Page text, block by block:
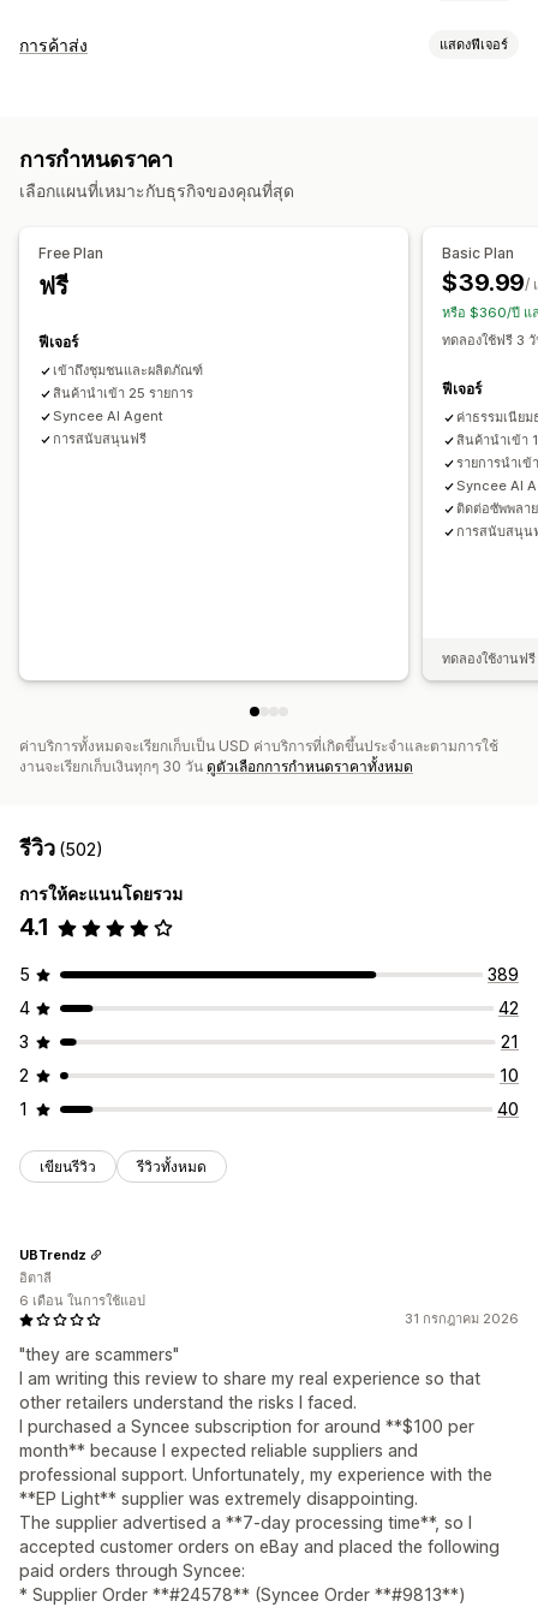
สินค้าที่คุณขายได้
สินค้าสำหรับเด็ก
สินค้ากีฬา
ธุรกิจและสำนักงาน ฮาร์ดแวร์ ยานยนต์
ตำแหน่งที่ตั้งที่จัดหา
จีน นิวซีแลนด์ สวิตเซอร์แลนด์ สวีเดน
สเปน
ออสเตรีย
เนเธอร์แลนด์ เบลเยียม
โรมาเนีย
ไอร์แลนด์
การค้าส่ง แสดงฟีเจอร์
การกำหนดราคาตามปริมาณการสั่งซื้อ
เงื่อนไขสุทธิ
การประมวลผลหลายรายการ
ซิงค์สินค้าคงคลัง
การกำหนดราคา
เลือกแผนที่เหมาะกับธุรกิจของคุณที่สุด
Free Plan
ฟรี
ฟีเจอร์
เข้าถึงชุมชนและผลิตภัณฑ์
สินค้านำเข้า 25 รายการ
Syncee AI Agent
การสนับสนุนฟรี
Basic Plan
$39.99/
หรือ $360/ปี แ
ทดลองใช้ฟรี 3
ฟีเจอร์
ค่าธรรมเนีย
สินค้านำเข้า
รายการนำเข้
Syncee AI
ติดต่อซัพพลา
การสนับสนุน
ทดลองใช้งานฟ
ค่าบริการทั้งหมดจะเรียกเก็บเป็น USD ค่าบริการที่เกิดขึ้นประจำและตามการใช้
งานจะเรียกเก็บเงินทุกๆ 30 วัน ดูตัวเลือกการกำหนดราคาทั้งหมด
รีวิว (502)
การให้คะแนนโดยรวม
4.1
5
389
4
42
3
21
2
10
1
40
เขียนรีวิว รีวิวทั้งหมด
31 กรกฎาคม 2026
"they are scammers"
I am writing this review to share my real experience so that
other retailers understand the risks I faced.
I purchased a Syncee subscription for around **$100 per
month** because I expected reliable suppliers and
professional support. Unfortunately, my experience with the
**EP Light** supplier was extremely disappointing.
The supplier advertised a **7-day processing time**, so I
accepted customer orders on eBay and placed the following
paid orders through Syncee:
* Supplier Order **#24578** (Syncee Order **#9813**)
UBTrendz
อิตาลี
6 เดือน ในการใช้แอป